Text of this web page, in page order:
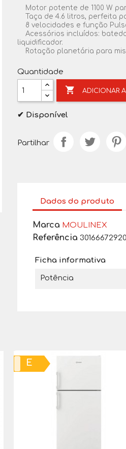
Motor potente de 1100 W
Taça de 4.6 litros, perfeita
8 velocidades e função
Acessórios incluídos:
liquidificador.
Rotação planetária para
Quantidade
 ADICIONAR
✔ Disponível
Partilhar
Dados do produto
Marca MOULINEX
Referência
Ficha informativa
Potência
E